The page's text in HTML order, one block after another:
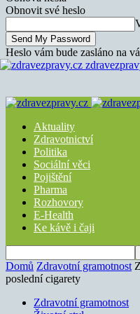
Obnovit své heslo
Heslo vám bude zasláno na
Aktuality
Zdravotnictví
Politika
Sociální věci
Pojištění
Pharma
Rozhovory
E-Health
Ke kávě i čaji
Domů Zdravotní gramotnost
poslední cigarety
Zdravotní gramotnost